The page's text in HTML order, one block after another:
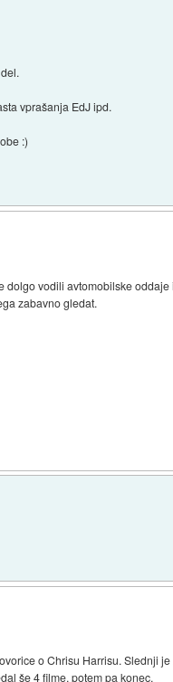
vprašanja EdJ ipd.
:)
vodili avtomobilske
zabavno gledat.
o Chrisu Harrisu. Slednji
še 4 filme, potem pa konec.